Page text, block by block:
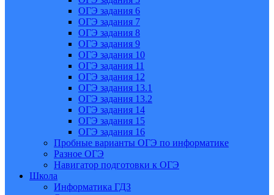
ОГЭ задания 6
ОГЭ задания 7
ОГЭ задания 8
ОГЭ задания 9
ОГЭ задания 10
ОГЭ задания 11
ОГЭ задания 12
ОГЭ задания 13.1
ОГЭ задания 13.2
ОГЭ задания 14
ОГЭ задания 15
ОГЭ задания 16
Пробные варианты ОГЭ по информатике
Разное ОГЭ
Навигатор подготовки к ОГЭ
Школа
Информатика ГДЗ